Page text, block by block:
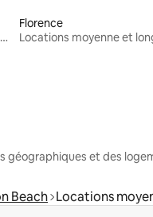
Locations moyenne et longue durée
Florence
géographiques et des
Beach Locations